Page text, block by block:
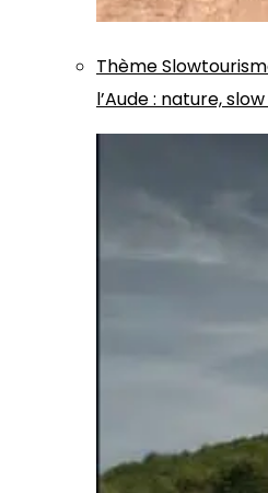
Thème
l’Aude : nature,